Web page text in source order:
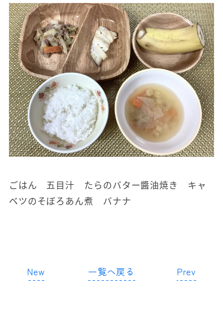
ごはん 五目汁 たらのバター醬油焼き キャ
ベツのそぼろあん煮 バナナ
New 一覧へ戻る Prev